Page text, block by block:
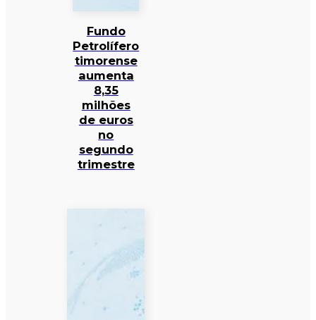
Fundo
Petrolífero
timorense
aumenta
8,35
milhões
de euros
no
segundo
trimestre